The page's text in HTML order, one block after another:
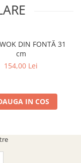
DIN FONTĂ 31
cm
154,00 Lei
IN COS